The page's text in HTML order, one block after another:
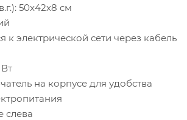
50x42x8 см
к электрической сети через кабель
на корпусе для удобства
слева